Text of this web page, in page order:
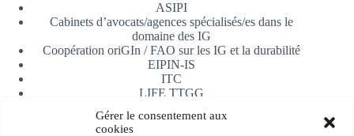
Gérer le consentement aux
cookies
ASIPI
Cabinets d’avocats/agences spécialisés/es dans le
domaine des IG
Coopération oriGIn / FAO sur les IG et la durabilité
EIPIN-IS
ITC
LIFE TTGG
AfrIPI